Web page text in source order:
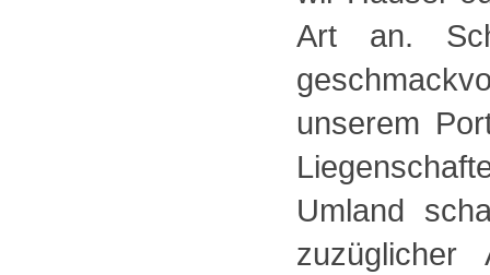
Art an.
unserem
Umland
zuzüglicher